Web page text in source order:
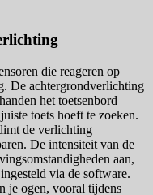
die reageren op
De achtergrondverlichting
het toetsenbord
toets hoeft te zoeken.
de verlichting
De intensiteit van de
aan,
via de software.
je ogen, vooral tijdens